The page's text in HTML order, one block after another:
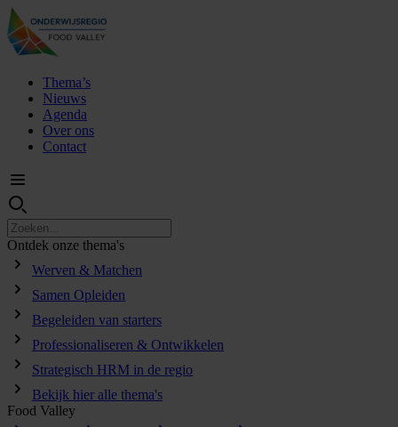
Thema’s
Nieuws
Agenda
Over ons
Contact
Ontdek onze thema's
Werven & Matchen
Samen Opleiden
Begeleiden van starters
Professionaliseren & Ontwikkelen
Strategisch HRM in de regio
Bekijk hier alle thema's
Food Valley